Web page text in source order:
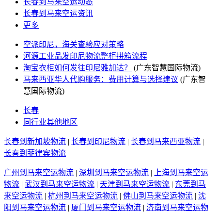
长春到马来空运动态
长春到马来空运资讯
更多
空派印尼，海关查验应对策略
河源工业品发印尼物流整柜拼箱流程
淘宝衣柜如何发往印尼雅加达？
(广东智慧国际物流)
马来西亚华人代购服务：费用计算与选择建议 (广东智
慧国际物流)
长春
同行业其他地区
长春到新加坡物流 | 长春到印尼物流 | 长春到马来西亚物流 |
长春到菲律宾物流
广州到马来空运物流 | 深圳到马来空运物流 |
上海到马来空运
物流 | 武汉到马来空运物流 | 天津到马来空运物流 | 东莞到马
来空运物流 | 杭州到马来空运物流 | 佛山到马来空运物流 | 沈
阳到马来空运物流 | 厦门到马来空运物流 | 济南到马来空运物